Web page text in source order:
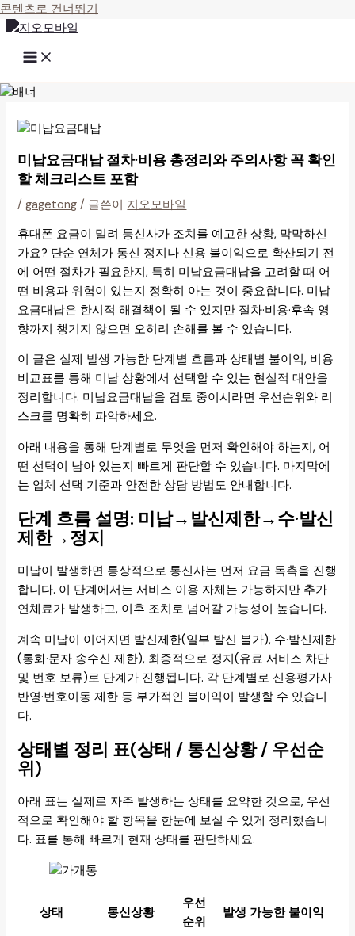
콘텐츠로 건너뛰기
미납요금대납 절차·비용 총정리와 주의사항 꼭 확인
할 체크리스트 포함
/gagetong / 글쓴이 지오모바일
휴대폰 요금이 밀려 통신사가 조치를 예고한 상황, 막막하신
가요? 단순 연체가 통신 정지나 신용 불이익으로 확산되기 전
에 어떤 절차가 필요한지, 특히 미납요금대납을 고려할 때 어
떤 비용과 위험이 있는지 정확히 아는 것이 중요합니다. 미납
요금대납은 한시적 해결책이 될 수 있지만 절차·비용·후속 영
향까지 챙기지 않으면 오히려 손해를 볼 수 있습니다.
이 글은 실제 발생 가능한 단계별 흐름과 상태별 불이익, 비용
비교표를 통해 미납 상황에서 선택할 수 있는 현실적 대안을
정리합니다. 미납요금대납을 검토 중이시라면 우선순위와 리
스크를 명확히 파악하세요.
아래 내용을 통해 단계별로 무엇을 먼저 확인해야 하는지, 어
떤 선택이 남아 있는지 빠르게 판단할 수 있습니다. 마지막에
는 업체 선택 기준과 안전한 상담 방법도 안내합니다.
단계 흐름 설명: 미납→발신제한→수·발신
제한→정지
미납이 발생하면 통상적으로 통신사는 먼저 요금 독촉을 진행
합니다. 이 단계에서는 서비스 이용 자체는 가능하지만 추가
연체료가 발생하고, 이후 조치로 넘어갈 가능성이 높습니다.
계속 미납이 이어지면 발신제한(일부 발신 불가), 수·발신제한
(통화·문자 송수신 제한), 최종적으로 정지(유료 서비스 차단
및 번호 보류)로 단계가 진행됩니다. 각 단계별로 신용평가사
반영·번호이동 제한 등 부가적인 불이익이 발생할 수 있습니
다.
상태별 정리 표(상태 / 통신상황 / 우선순
위)
아래 표는 실제로 자주 발생하는 상태를 요약한 것으로, 우선
적으로 확인해야 할 항목을 한눈에 보실 수 있게 정리했습니
다. 표를 통해 빠르게 현재 상태를 판단하세요.
상태 통신상황
우선
순위
발생 가능한 불이익